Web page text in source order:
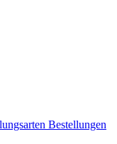
Bestellungen